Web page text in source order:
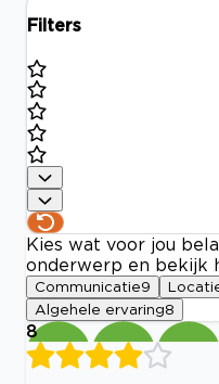
Filters
Kies wat voor jou
onderwerp en bekijk
Communicatie9
Algehele ervaring8
8